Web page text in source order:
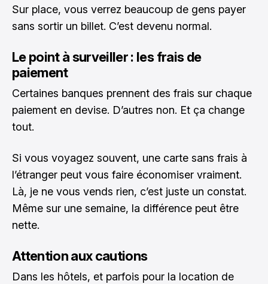
Sur place, vous verrez beaucoup de gens payer
sans sortir un billet. C’est devenu normal.
Le point à surveiller : les frais de
paiement
Certaines banques prennent des frais sur chaque
paiement en devise. D’autres non. Et ça change
tout.
Si vous voyagez souvent, une carte sans frais à
l’étranger peut vous faire économiser vraiment.
Là, je ne vous vends rien, c’est juste un constat.
Même sur une semaine, la différence peut être
nette.
Attention aux cautions
Dans les hôtels, et parfois pour la location de